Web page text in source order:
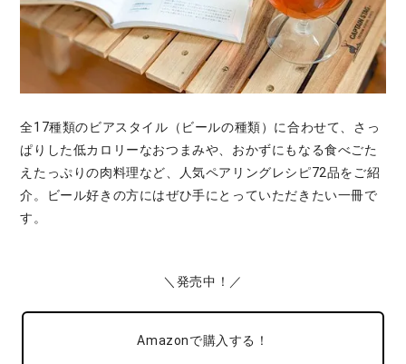
全17種類のビアスタイル（ビールの種類）に合わせて、さっ
ぱりした低カロリーなおつまみや、おかずにもなる食べごた
えたっぷりの肉料理など、人気ペアリングレシピ72品をご紹
介。ビール好きの方にはぜひ手にとっていただきたい一冊で
す。
＼発売中！／
Amazonで購入する！